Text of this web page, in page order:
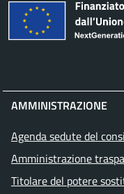
AMMINISTRAZIONE
Agenda sedute del
Amministrazione
Titolare del potere